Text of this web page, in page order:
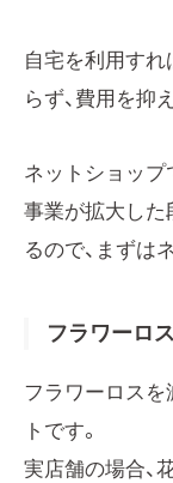
自宅を利用すれ
らず、費用を抑
ネットショップ
事業が拡大した
るので、まずは
フラワーロ
フラワーロスを
トです。
実店舗の場合、